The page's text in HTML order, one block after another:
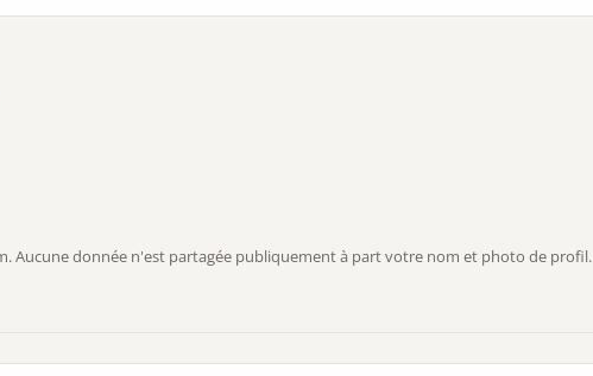
Aucune donnée n'est partagée publiquement à part votre nom et photo de profil.